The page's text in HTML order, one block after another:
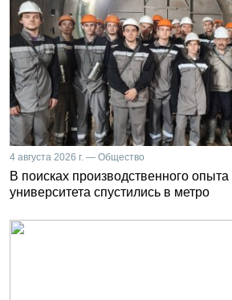
4 августа 2026 г. — Общество
В поисках производственного
университета спустились в метро